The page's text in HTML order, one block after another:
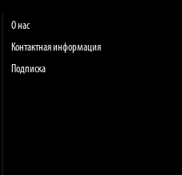
О нас
Контактная информация
Подписка